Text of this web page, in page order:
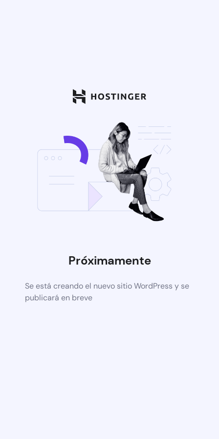
Próximamente
Se está creando el nuevo sitio WordPress y se
publicará en breve